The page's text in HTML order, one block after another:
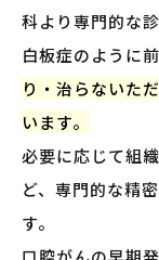
科より専門的な
白板症のように
り・治らないた
います。
必要に応じて組
ど、専門的な精
す。